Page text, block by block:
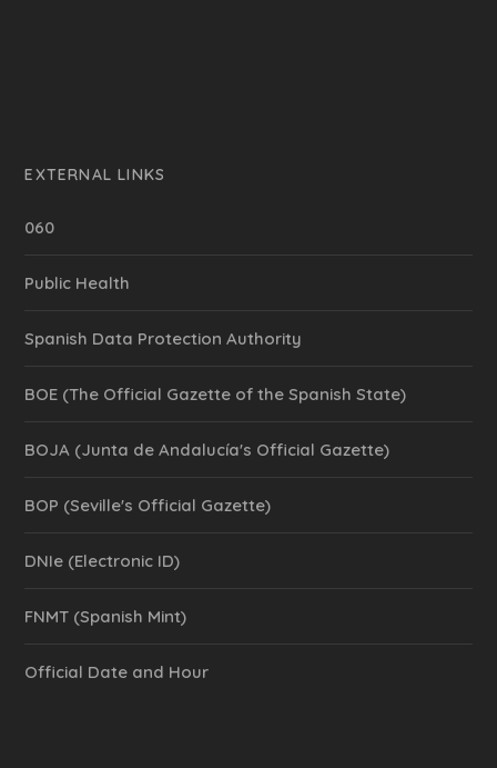
EXTERNAL LINKS
060
Public Health
Spanish Data Protection Authority
BOE (The Official Gazette of the Spanish State)
BOJA (Junta de Andalucía's Official Gazette)
BOP (Seville's Official Gazette)
DNIe (Electronic ID)
FNMT (Spanish Mint)
Official Date and Hour